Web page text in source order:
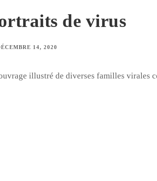
de virus
14, 2020
illustré de diverses familles virales